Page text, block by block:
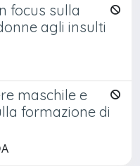
focus sulla
agli insulti
maschile e
formazione di